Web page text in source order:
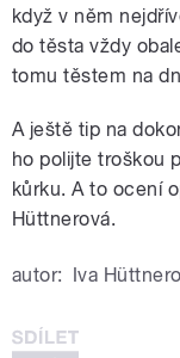
když v něm
do těsta vždy
tomu těstem na
A ještě tip na
ho polijte troškou
kůrku. A to ocení
Hüttnerová.
autor: Iva